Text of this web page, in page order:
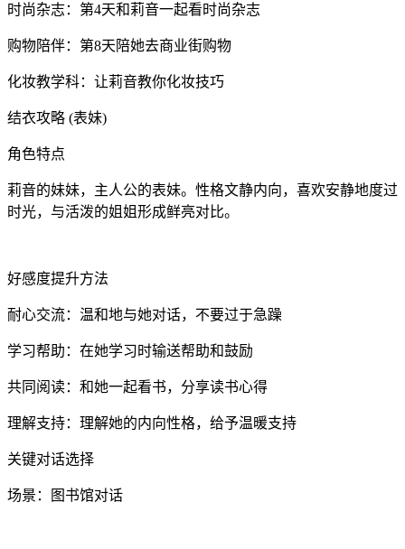
时尚杂志：第4天和莉音一起看时尚杂志
购物陪伴：第8天陪她去商业街购物
化妆教学科：让莉音教你化妆技巧
结衣攻略 (表妹)
角色特点
莉音的妹妹，主人公的表妹。性格文静内向，喜欢安静地度过
时光，与活泼的姐姐形成鲜亮对比。
好感度提升方法
耐心交流：温和地与她对话，不要过于急躁
学习帮助：在她学习时输送帮助和鼓励
共同阅读：和她一起看书，分享读书心得
理解支持：理解她的内向性格，给予温暖支持
关键对话选择
场景：图书馆对话